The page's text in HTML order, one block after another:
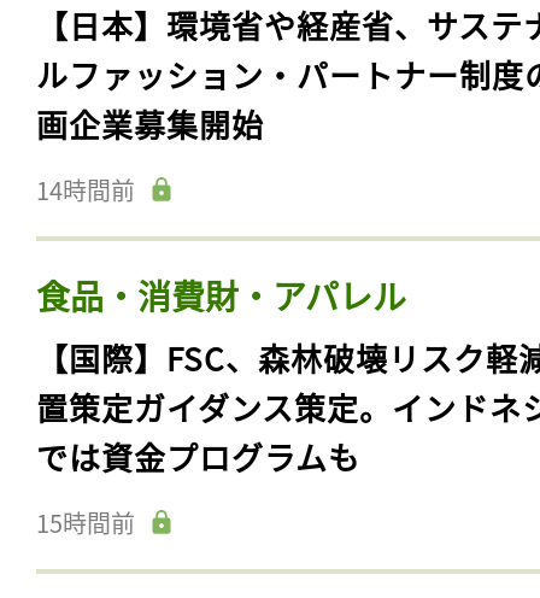
【日本】環境省や経産省、サステ
ルファッション・パートナー制度
画企業募集開始
14時間前
食品・消費財・アパレル
【国際】FSC、森林破壊リスク軽
置策定ガイダンス策定。インドネ
では資金プログラムも
15時間前